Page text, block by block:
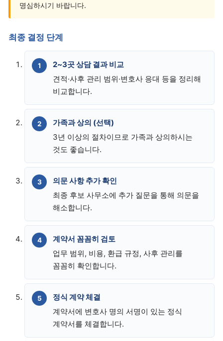
명심하시기 바랍니다.
최종 결정 단계
2~3곳 상담 결과 비교
견적·사후 관리 범위·변호사 응대 등을 정리해
비교합니다.
가족과 상의 (선택)
3년 이상의 절차이므로 가족과 상의하시는
것도 좋습니다.
의문 사항 추가 확인
최종 후보 사무소에 추가 질문을 통해 의문을
해소합니다.
계약서 꼼꼼히 검토
업무 범위, 비용, 환급 규정, 사후 관리를
꼼꼼히 확인합니다.
정식 계약 체결
계약서에 변호사 명의 서명이 있는 정식
계약서를 체결합니다.